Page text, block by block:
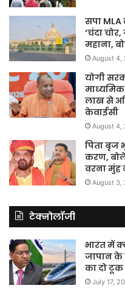
सपा MLA
‘चंदा
महाना,
August 4,
योगी
माध्यमिक
लाख से
केवाईसी
August 4,
पिता बृज
करण,
वरना मुंह
August 3,
टेक्नोलॉजी
भारत में
जापान के
का दो
July 17,